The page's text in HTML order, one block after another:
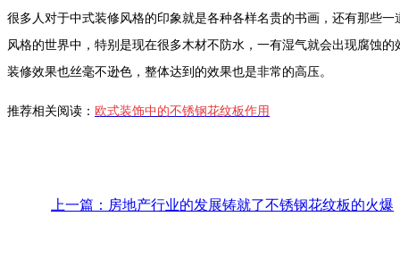
很多人对于中式装修风格的印象就是各种各样名贵的书画，还有那些
风格的世界中，特别是现在很多木材不防水，一有湿气就会出现腐蚀
装修效果也丝毫不逊色，整体达到的效果也是非常的高压。
推荐相关阅读： 欧式装饰中的不锈钢花纹板作用
上一篇：房地产行业的发展铸就了不锈钢花纹板的火爆